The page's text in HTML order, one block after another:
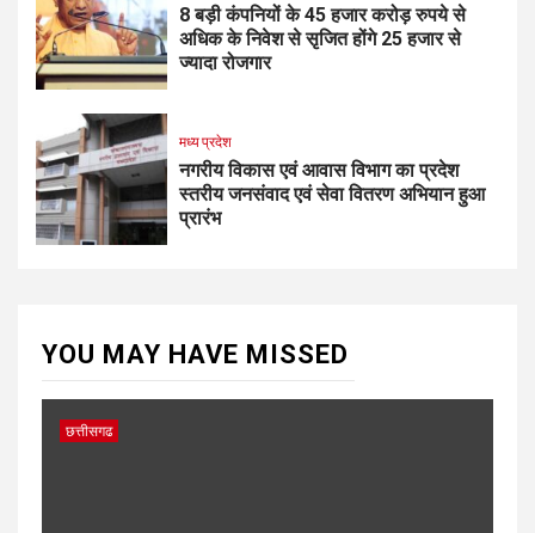
8 बड़ी कंपनियों के 45 हजार करोड़ रुपये से
अधिक के निवेश से सृजित होंगे 25 हजार से
ज्यादा रोजगार
मध्य प्रदेश
नगरीय विकास एवं आवास विभाग का प्रदेश
स्तरीय जनसंवाद एवं सेवा वितरण अभियान हुआ
प्रारंभ
YOU MAY HAVE MISSED
छत्तीसगढ